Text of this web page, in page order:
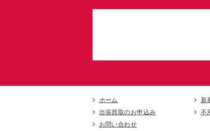
ホーム 新
出張買取のお申込み
不
お問い合わせ